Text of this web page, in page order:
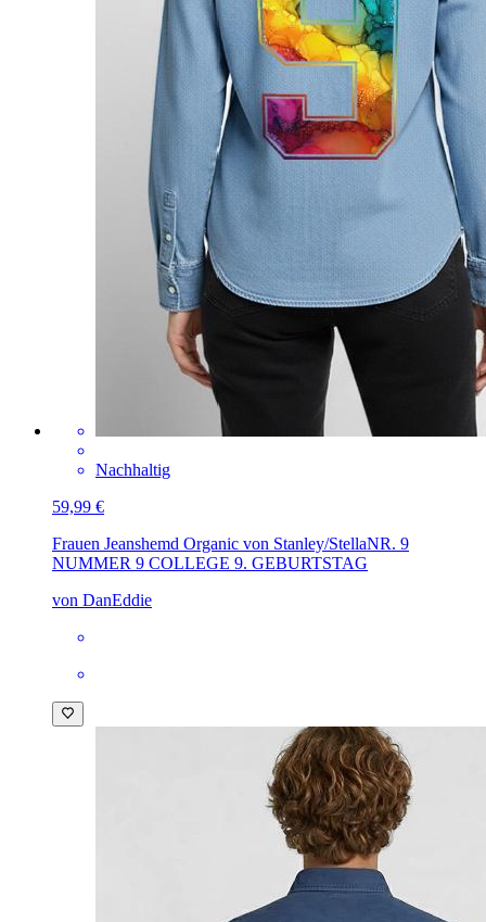
Nachhaltig
59,99 €
Frauen Jeanshemd Organic von Stanley/StellaNR. 9
NUMMER 9 COLLEGE 9. GEBURTSTAG
von DanEddie